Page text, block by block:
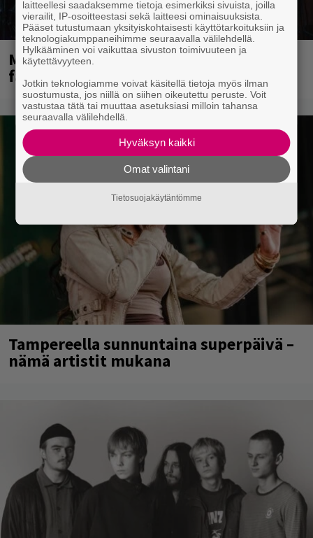
Mainioita uutisia Remu Aaltosen
faneille
Tampereella sunnuntaina superpäivä –
nämä artistit mukana
laitteellesi saadaksemme tietoja esimerkiksi sivuista, joilla
vierailit, IP-osoitteestasi sekä laitteesi ominaisuuksista.
Pääset tutustumaan yksityiskohtaisesti käyttötarkoituksiin ja
teknologiakumppaneihimme seuraavalla välilehdellä.
Hylkääminen voi vaikuttaa sivuston toimivuuteen ja
käytettävyyteen.
Jotkin teknologiamme voivat käsitellä tietoja myös ilman
suostumusta, jos niillä on siihen oikeutettu peruste. Voit
vastustaa tätä tai muuttaa asetuksiasi milloin tahansa
seuraavalla välilehdellä.
Hyväksyn kaikki
Omat valintani
Tietosuojakäytäntömme